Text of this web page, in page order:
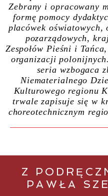
Zebrany i opracowany
formę pomocy
placówek oświatowych,
pozarządowych,
Zespołów Pieśni i
organizacji
seria wzbogaca
Niematerialnego
Kulturowego regionu
trwale zapisuje się w
choreotechnicznym
Z
PAWŁA